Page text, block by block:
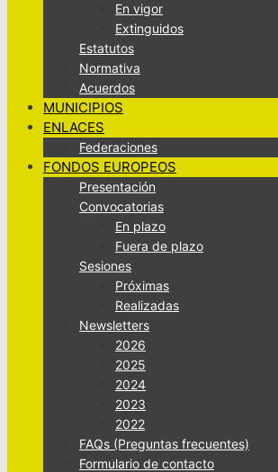
En vigor
Extinguidos
Estatutos
Normativa
Acuerdos
MUNICIPIOS
ENLACES
Federaciones
FONDOS EUROPEOS
Presentación
Convocatorias
En plazo
Fuera de plazo
Sesiones
Próximas
Realizadas
Newsletters
2026
2025
2024
2023
2022
FAQs (Preguntas frecuentes)
Formulario de contacto